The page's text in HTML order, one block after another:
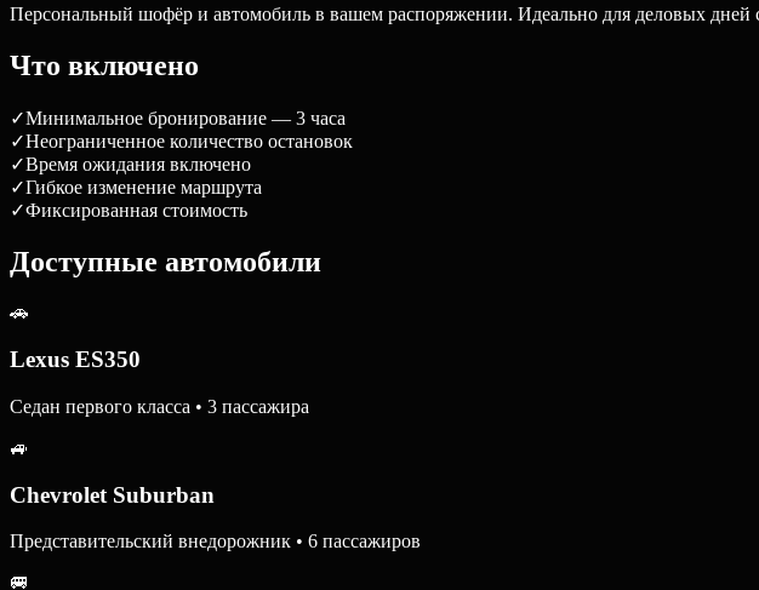
Персональный шофёр и автомобиль в вашем распоряжении. Идеально для деловых
Что включено
✓Минимальное бронирование — 3 часа
✓Неограниченное количество остановок
✓Время ожидания включено
✓Гибкое изменение маршрута
✓Фиксированная стоимость
Доступные автомобили
🚗
Lexus ES350
Седан первого класса • 3 пассажира
🚙
Chevrolet Suburban
Представительский внедорожник • 6 пассажиров
🚐